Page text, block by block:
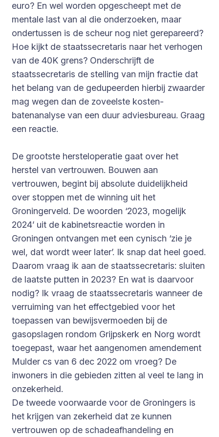
euro? En wel worden opgescheept met de
mentale last van al die onderzoeken, maar
ondertussen is de scheur nog niet gerepareerd?
Hoe kijkt de staatssecretaris naar het verhogen
van de 40K grens? Onderschrijft de
staatssecretaris de stelling van mijn fractie dat
het belang van de gedupeerden hierbij zwaarder
mag wegen dan de zoveelste kosten-
batenanalyse van een duur adviesbureau. Graag
een reactie.
De grootste hersteloperatie gaat over het
herstel van vertrouwen. Bouwen aan
vertrouwen, begint bij absolute duidelijkheid
over stoppen met de winning uit het
Groningerveld. De woorden ‘2023, mogelijk
2024’ uit de kabinetsreactie worden in
Groningen ontvangen met een cynisch ‘zie je
wel, dat wordt weer later’. Ik snap dat heel goed.
Daarom vraag ik aan de staatssecretaris: sluiten
de laatste putten in 2023? En wat is daarvoor
nodig? Ik vraag de staatssecretaris wanneer de
verruiming van het effectgebied voor het
toepassen van bewijsvermoeden bij de
gasopslagen rondom Grijpskerk en Norg wordt
toegepast, waar het aangenomen amendement
Mulder cs van 6 dec 2022 om vroeg? De
inwoners in die gebieden zitten al veel te lang in
onzekerheid.
De tweede voorwaarde voor de Groningers is
het krijgen van zekerheid dat ze kunnen
vertrouwen op de schadeafhandeling en